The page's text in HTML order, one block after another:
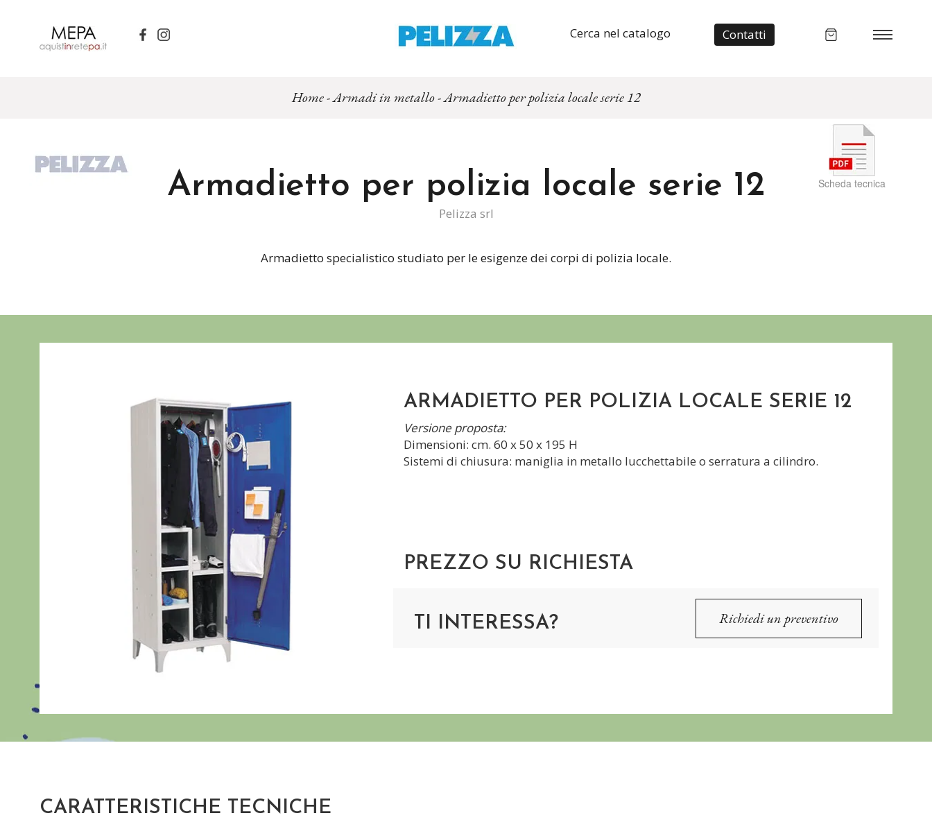
Contatti
Cerca nel catalogo
Home-Armadi in metallo-Armadietto per polizia locale serie 12
Scheda tecnica
Armadietto per polizia locale serie 12
Pelizza srl
Armadietto specialistico studiato per le esigenze dei corpi di polizia locale.
ARMADIETTO PER POLIZIA LOCALE SERIE 12
Versione proposta:
Dimensioni: cm. 60 x 50 x 195 H
Sistemi di chiusura: maniglia in metallo lucchettabile o serratura a cilindro.
PREZZO SU RICHIESTA
TI INTERESSA?
CARATTERISTICHE TECNICHE